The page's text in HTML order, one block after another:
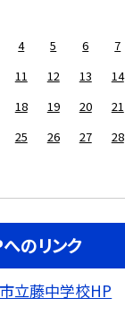
4 5 6 7
11 12 13 14
18 19 20 21
25 26 27 28
のリンク
立藤中学校HP